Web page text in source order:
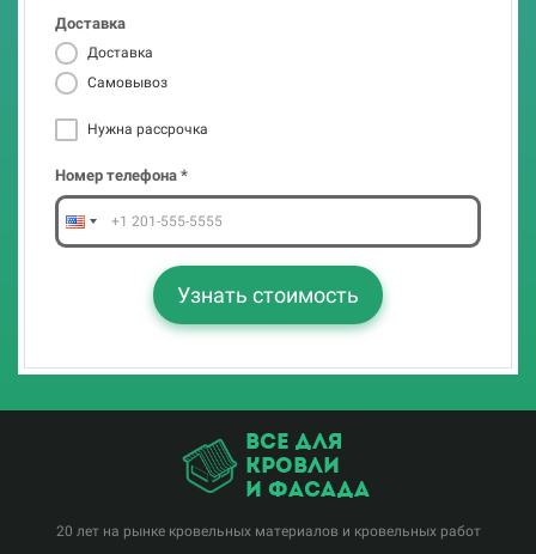
Доставка
Доставка
Самовывоз
Нужна рассрочка
Номер телефона *
Узнать стоимость
Номер телефона *
Узнать стоимость
все для
кровли
и фасада
20 лет на рынке кровельных материалов и кровельных работ